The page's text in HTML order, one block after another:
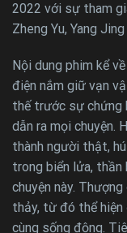
2022 với sự tham
Zheng Yu, Yang
Nội dung phim kể
điện nắm giữ vạn
thế trước sự chứng
dẫn ra mọi chuyện.
thành người thật,
trong biển lửa, thần
chuyện này.
thảy, từ đó thể
cùng sống động.